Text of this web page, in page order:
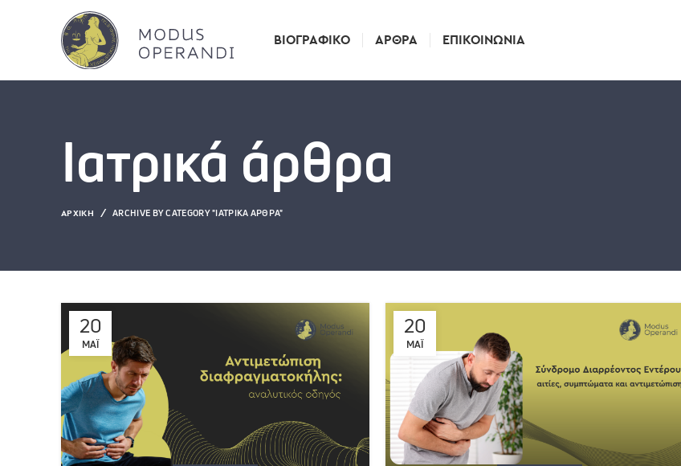
ΒΙΟΓΡΑΦΙΚΌ ΆΡΘΡΑ ΕΠΙΚΟΙΝΩΝΊΑ
Ιατρικά άρθρα
ΑΡΧΙΚΉ ARCHIVE BY CATEGORY "ΙΑΤΡΙΚΆ ΆΡΘΡΑ"
20
ΜΆΙ
20
ΜΆΙ